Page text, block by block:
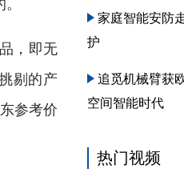
，即无
剔的产
参考价
家庭智能安防
护
追觅机械臂获
空间智能时代
热门视频